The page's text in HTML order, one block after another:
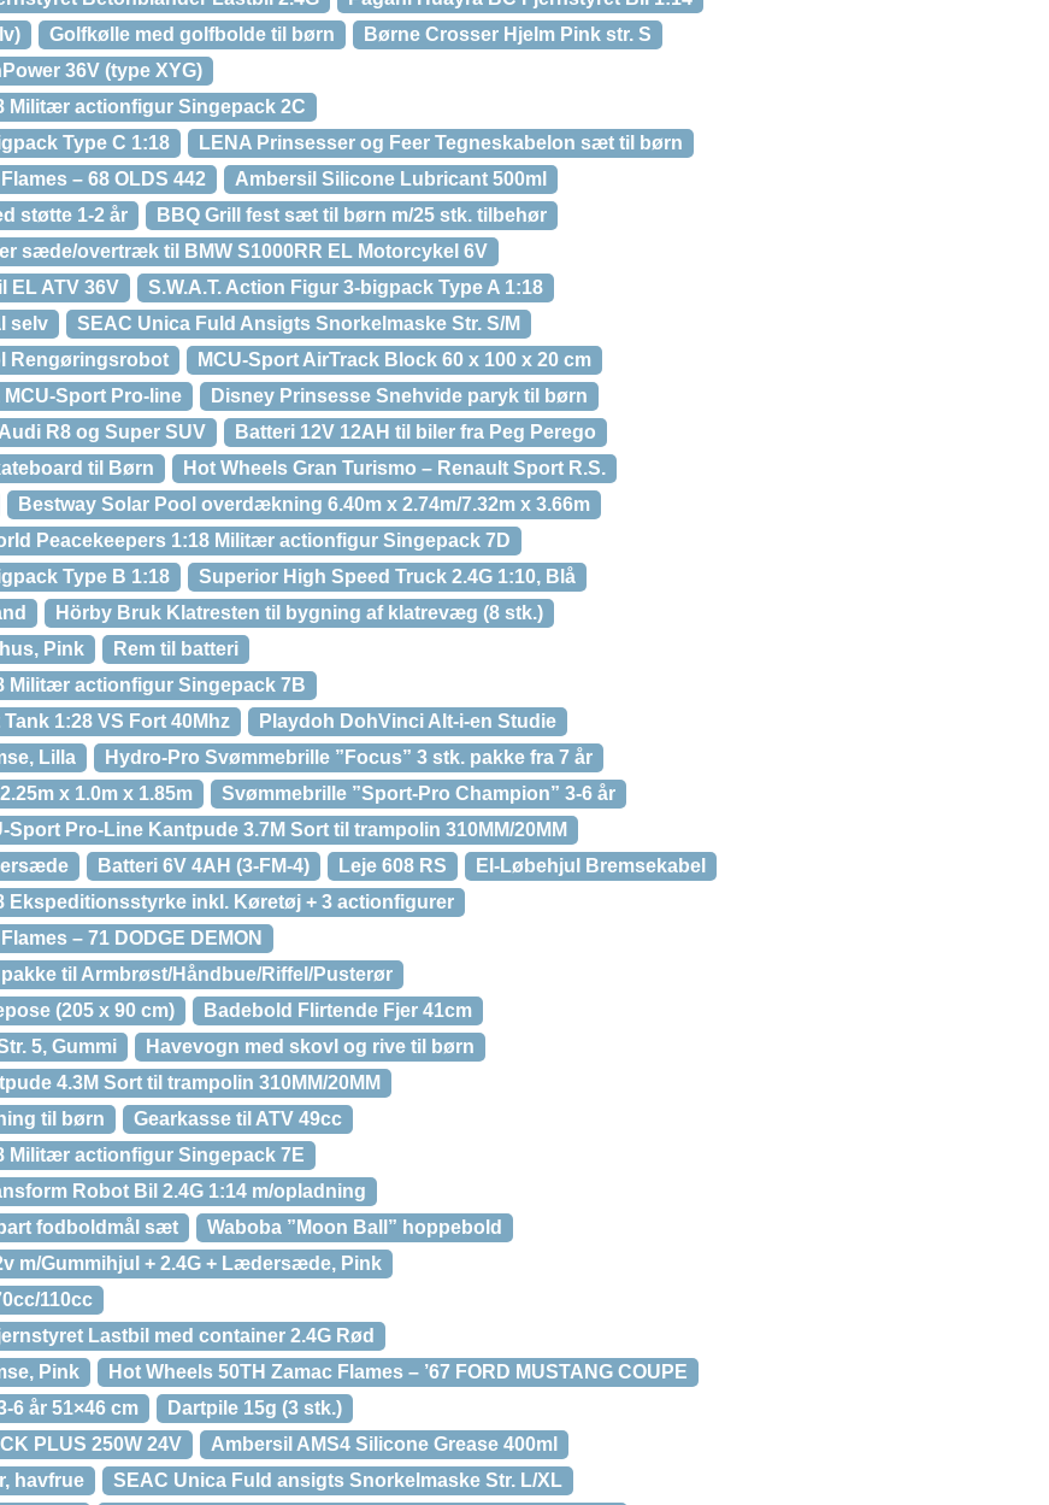
Golfkølle med golfbolde til børn
Børne Crosser Hjelm Pink str. S
36V (type XYG)
Militær actionfigur Singepack 2C
Type C 1:18
LENA Prinsesser og Feer Tegneskabelon sæt til børn
– 68 OLDS 442
Ambersil Silicone Lubricant 500ml
støtte 1-2 år
BBQ Grill fest sæt til børn m/25 stk. tilbehør
sæde/overtræk til BMW S1000RR EL Motorcykel 6V
EL ATV 36V
S.W.A.T. Action Figur 3-bigpack Type A 1:18
selv
SEAC Unica Fuld Ansigts Snorkelmaske Str. S/M
Rengøringsrobot
MCU-Sport AirTrack Block 60 x 100 x 20 cm
Sport Pro-line
Disney Prinsesse Snehvide paryk til børn
R8 og Super SUV
Batteri 12V 12AH til biler fra Peg Perego
til Børn
Hot Wheels Gran Turismo – Renault Sport R.S.
Bestway Solar Pool overdækning 6.40m x 2.74m/7.32m x 3.66m
Peacekeepers 1:18 Militær actionfigur Singepack 7D
Type B 1:18
Superior High Speed Truck 2.4G 1:10, Blå
Hörby Bruk Klatresten til bygning af klatrevæg (8 stk.)
Pink
Rem til batteri
Militær actionfigur Singepack 7B
1:28 VS Fort 40Mhz
Playdoh DohVinci Alt-i-en Studie
Lilla
Hydro-Pro Svømmebrille ”Focus” 3 stk. pakke fra 7 år
x 1.0m x 1.85m
Svømmebrille ”Sport-Pro Champion” 3-6 år
Sport Pro-Line Kantpude 3.7M Sort til trampolin 310MM/20MM
Batteri 6V 4AH (3-FM-4) Leje 608 RS
El-Løbehjul Bremsekabel
Ekspeditionsstyrke inkl. Køretøj + 3 actionfigurer
– 71 DODGE DEMON
til Armbrøst/Håndbue/Riffel/Pusterør
(205 x 90 cm)
Badebold Flirtende Fjer 41cm
5, Gummi
Havevogn med skovl og rive til børn
4.3M Sort til trampolin 310MM/20MM
til børn
Gearkasse til ATV 49cc
Militær actionfigur Singepack 7E
Robot Bil 2.4G 1:14 m/opladning
fodboldmål sæt
Waboba ”Moon Ball” hoppebold
m/Gummihjul + 2.4G + Lædersæde, Pink
110cc
Lastbil med container 2.4G Rød
Pink
Hot Wheels 50TH Zamac Flames – ’67 FORD MUSTANG COUPE
6 år 51×46 cm
Dartpile 15g (3 stk.)
PLUS 250W 24V
Ambersil AMS4 Silicone Grease 400ml
havfrue
SEAC Unica Fuld ansigts Snorkelmaske Str. L/XL